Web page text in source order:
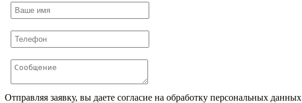
Отправляя заявку, вы даете согласие на обработку персональных данных